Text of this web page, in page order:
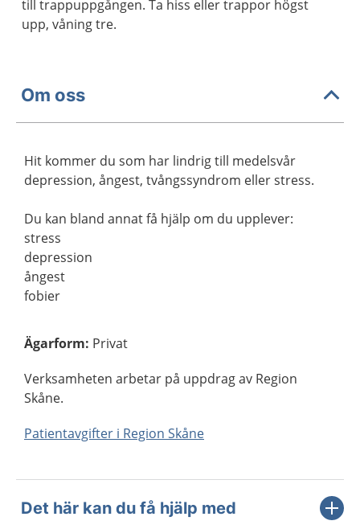
till trappuppgången. Ta hiss eller trappor högst
upp, våning tre.
Om oss
Hit kommer du som har lindrig till medelsvår
depression, ångest, tvångssyndrom eller stress.
Du kan bland annat få hjälp om du upplever:
stress
depression
ångest
fobier
Ägarform: Privat
Verksamheten arbetar på uppdrag av Region
Skåne.
Patientavgifter i Region Skåne
Det här kan du få hjälp med